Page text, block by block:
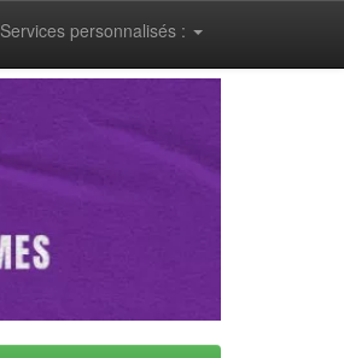
Services personnalisés :